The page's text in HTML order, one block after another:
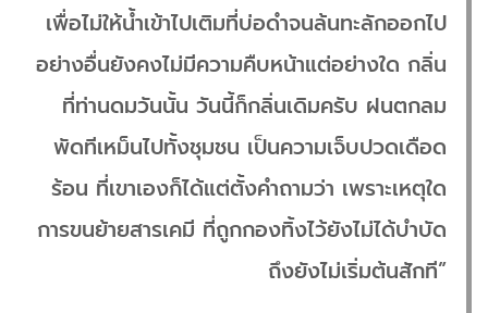
เพื่อไม่ให้น้ำเข้าไปเติมที่บ่อดำจนล้นทะลักออกไป
อย่างอื่นยังคงไม่มีความคืบหน้าแต่อย่างใด กลิ่น
ที่ท่านดมวันนั้น วันนี้ก็กลิ่นเดิมครับ ฝนตกลม
พัดทีเหม็นไปทั้งชุมชน เป็นความเจ็บปวดเดือด
ร้อน ที่เขาเองก็ได้แต่ตั้งคำถามว่า เพราะเหตุใด
การขนย้ายสารเคมี ที่ถูกกองทิ้งไว้ยังไม่ได้บำบัด
ถึงยังไม่เริ่มต้นสักที”